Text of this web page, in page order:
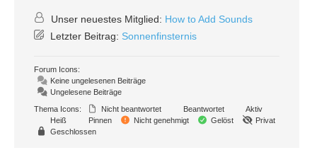
Unser neuestes Mitglied: How to Add Sounds
Letzter Beitrag: Sonnenfinsternis
Forum Icons:
Keine ungelesenen Beiträge
Ungelesene Beiträge
Thema Icons:
Nicht beantwortet Beantwortet
Aktiv
Heiß
Pinnen Nicht genehmigt Gelöst
Privat
Geschlossen